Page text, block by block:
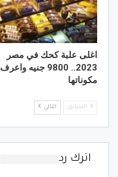
اغلى علبة كحك في مصر
2023.. 9800 جنيه واعرف
مكوناتها
السابق التالي
اترك رد